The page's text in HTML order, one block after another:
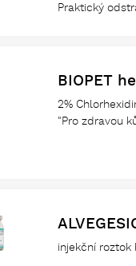
Praktický
BIOPET
2%
"Pro zdravou
injekční